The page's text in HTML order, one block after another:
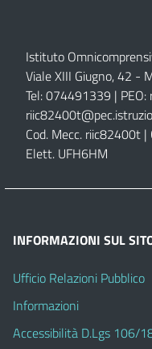
Istituto
Viale XIII Giugno, 42 -
Tel: 074491339 | PEO:
Cod. Mecc. riic82400t
Elett. UFH6HM
INFORMAZIONI SUL
Ufficio Relazioni Pubblico
Informazioni
Accessibilità D.Lgs 106/